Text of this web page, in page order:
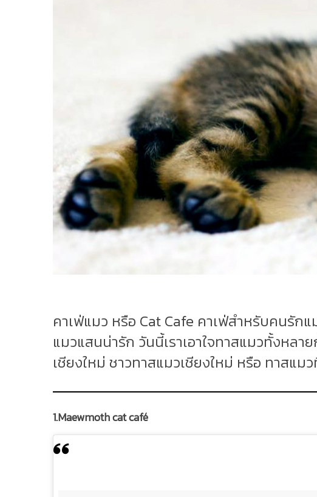
คาเฟ่แมว หรือ Cat Cafe คาเฟ่สำหรับคนรัก
แมวแสนน่ารัก วันนี้เราเอาใจทาสแมวทั้งหลา
เชียงใหม่ ชาวทาสแมวเชียงใหม่ หรือ ทาสแม
1.Maewmoth cat café